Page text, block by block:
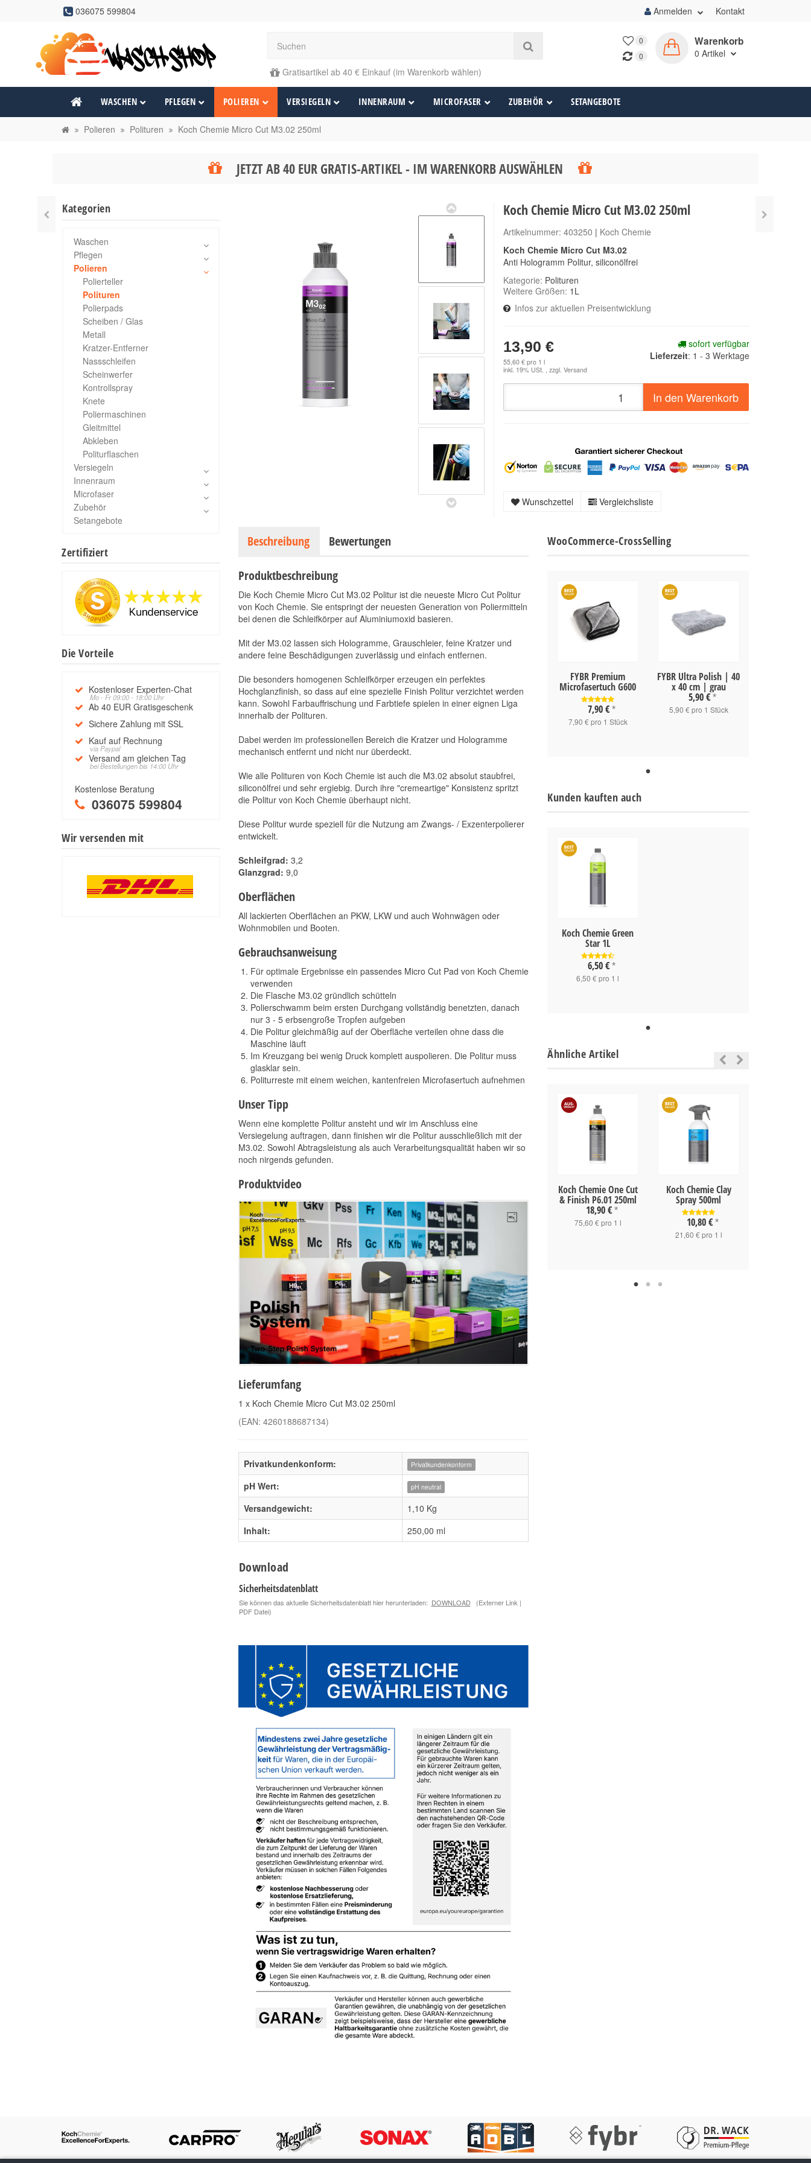
036075 599804 Anmelden Kontakt
Gratisartikel ab 40 € Einkauf (im Warenkorb wählen)
0
0
Warenkorb
0 Artikel
WASCHEN PFLEGEN POLIEREN VERSIEGELN INNENRAUM MICROFASER ZUBEHÖR SETANGEBOTE
Polieren Polituren Koch Chemie Micro Cut M3.02 250ml
JETZT AB 40 EUR GRATIS-ARTIKEL - IM WARENKORB AUSWÄHLEN
Koch Chemie Micro Cut M3.02 250ml
Artikelnummer:403250 | Koch Chemie
Koch Chemie Micro Cut M3.02
Anti Hologramm Politur, siliconölfrei
Kategorie: Polituren
Weitere Größen: 1L
Infos zur aktuellen Preisentwicklung
13,90 €
55,60 € pro 1 l
inkl. 19% USt. , zzgl.Versand
sofort verfügbar
Lieferzeit: 1 - 3 Werktage
In den Warenkorb
Wunschzettel Vergleichsliste
Beschreibung Bewertungen
Produktbeschreibung
Die Koch Chemie Micro Cut M3.02 Politur ist die neueste Micro Cut Politur
von Koch Chemie. Sie entspringt der neuesten Generation von Poliermitteln
bei denen die Schleifkörper auf Aluminiumoxid basieren.
Mit der M3.02 lassen sich Hologramme, Grauschleier, feine Kratzer und
andere feine Beschädigungen zuverlässig und einfach entfernen.
Die besonders homogenen Schleifkörper erzeugen ein perfektes
Hochglanzfinish, so dass auf eine spezielle Finish Politur verzichtet werden
kann. Sowohl Farbauffrischung und Farbtiefe spielen in einer eignen Liga
innerhalb der Polituren.
Dabei werden im professionellen Bereich die Kratzer und Hologramme
mechanisch entfernt und nicht nur überdeckt.
Wie alle Polituren von Koch Chemie ist auch die M3.02 absolut staubfrei,
siliconölfrei und sehr ergiebig. Durch ihre "cremeartige" Konsistenz spritzt
die Politur von Koch Chemie überhaupt nicht.
Diese Politur wurde speziell für die Nutzung am Zwangs- / Exzenterpolierer
entwickelt.
Schleifgrad: 3,2
Glanzgrad: 9,0
Oberflächen
All lackierten Oberflächen an PKW, LKW und auch Wohnwägen oder
Wohnmobilen und Booten.
Gebrauchsanweisung
Für optimale Ergebnisse ein passendes Micro Cut Pad von Koch Chemie
verwenden
Die Flasche M3.02 gründlich schütteln
Polierschwamm beim ersten Durchgang vollständig benetzten, danach
nur 3 - 5 erbsengroße Tropfen aufgeben
Die Politur gleichmäßig auf der Oberfläche verteilen ohne dass die
Maschine läuft
Im Kreuzgang bei wenig Druck komplett auspolieren. Die Politur muss
glasklar sein.
Politurreste mit einem weichen, kantenfreien Microfasertuch aufnehmen
Unser Tipp
Wenn eine komplette Politur ansteht und wir im Anschluss eine
Versiegelung auftragen, dann finishen wir die Politur ausschließlich mit der
M3.02. Sowohl Abtragsleistung als auch Verarbeitungsqualität haben wir so
noch nirgends gefunden.
Produktvideo
Lieferumfang
1 x Koch Chemie Micro Cut M3.02 250ml
(EAN: 4260188687134)
Privatkundenkonform: Privatkundenkonform
pH Wert: pH neutral
Versandgewicht:
1,10 Kg
Inhalt:
250,00 ml
Download
Sicherheitsdatenblatt
Sie können das aktuelle Sicherheitsdatenblatt hier herunterladen: DOWNLOAD
(Externer Link |
PDF Datei)
WooCommerce-CrossSelling
FYBR Premium
Microfasertuch G600
7,90 € *
7,90 € pro 1 Stück
FYBR Ultra Polish | 40
x 40 cm | grau
5,90 € *
5,90 € pro 1 Stück
Kunden kauften auch
Koch Chemie Green
Star 1L
6,50 € *
6,50 € pro 1 l
Ähnliche Artikel
Motorplast 500ml
9,90 €
19,80 € pro 1 l
Heavy Cut 1 L
63,90 € *
63,90 € pro 1 l
Koch Chemie One Cut
& Finish P6.01 250ml
18,90 € *
75,60 € pro 1 l
Koch Chemie Clay
Spray 500ml
10,80 € *
21,60 € pro 1 l
Kategorien
Waschen
Pflegen
Polieren
Polierteller
Polituren
Polierpads
Scheiben / Glas
Metall
Kratzer-Entferner
Nassschleifen
Scheinwerfer
Kontrollspray
Knete
Poliermaschinen
Gleitmittel
Abkleben
Politurflaschen
Versiegeln
Innenraum
Microfaser
Zubehör
Setangebote
Zertifiziert
Die Vorteile
Kostenloser Experten-Chat
Mo - Fr 09:00 - 18:00 Uhr
Ab 40 EUR Gratisgeschenk
Sichere Zahlung mit SSL
Kauf auf Rechnung
via Paypal
Versand am gleichen Tag
bei Bestellungen bis 14:00 Uhr
Kostenlose Beratung
036075 599804
Wir versenden mit